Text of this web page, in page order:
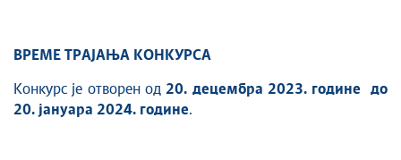
ВРЕМЕ ТРАЈАЊА КОНКУРСА
Конкурс је отворен од 20. децембра 2023. године до
20. јануара 2024. године.